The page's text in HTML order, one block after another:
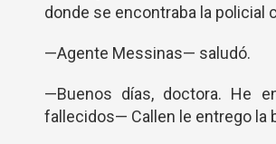
donde se encontraba la policial
—Agente Messinas— saludó.
—Buenos días, doctora. He
fallecidos— Callen le entrego la